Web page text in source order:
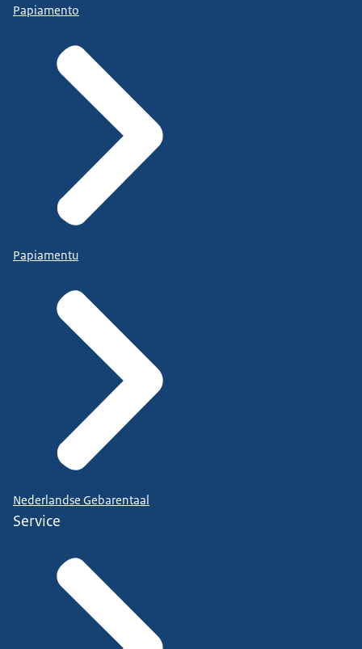
Papiamento
Papiamentu
Nederlandse Gebarentaal
Service